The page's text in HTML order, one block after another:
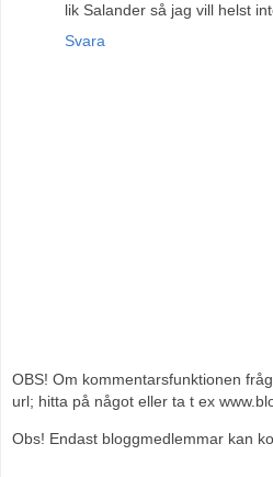
lik Salander så jag vill helst
Svara
OBS! Om kommentarsfunktionen
url; hitta på något eller ta t ex
Obs! Endast bloggmedlemmar kan